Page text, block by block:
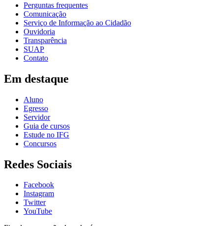
Perguntas frequentes
Comunicação
Serviço de Informação ao Cidadão
Ouvidoria
Transparência
SUAP
Contato
Em destaque
Aluno
Egresso
Servidor
Guia de cursos
Estude no IFG
Concursos
Redes Sociais
Facebook
Instagram
Twitter
YouTube